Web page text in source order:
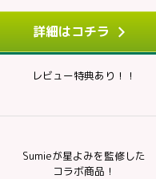
詳細はコチラ
レビュー特典あり！！
Sumieが星よみを監修した
コラボ商品！